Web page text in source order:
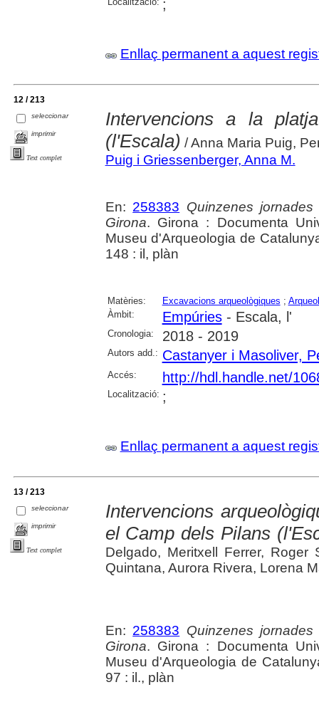
;
Enllaç permanent a aquest
12 / 213
seleccionar
imprimir
Text complet
Intervencions a la
(l'Escala) / Anna Maria Puig,
Puig i Griessenberger, Anna M.
En: 258383 Quinzenes
Girona. Girona : Documenta
Museu d'Arqueologia de
148 : il, plàn
Matèries: Excavacions arqueològiques ;
Àmbit:
Empúries- Escala, l'
Cronologia: 2018 - 2019
Autors add.: Castanyer i Masoliver,
Accés: http://hdl.handle.net/
Localització: ;
Enllaç permanent a aquest
13 / 213
seleccionar
imprimir
Text complet
Intervencions
el Camp dels Pilans
Delgado, Meritxell Ferrer,
Quintana, Aurora Rivera, Lorena
En: 258383 Quinzenes
Girona. Girona : Documenta
Museu d'Arqueologia de
97 : il., plàn